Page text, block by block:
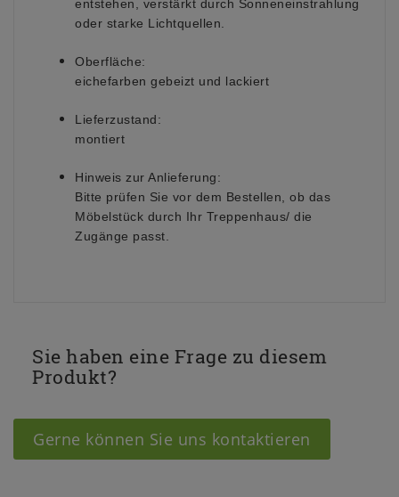
entstehen, verstärkt durch Sonneneinstrahlung
oder starke Lichtquellen.
Oberfläche:
eichefarben gebeizt und lackiert
Lieferzustand:
montiert
Hinweis zur Anlieferung:
Bitte prüfen Sie vor dem Bestellen, ob das
Möbelstück durch Ihr Treppenhaus/ die
Zugänge passt.
Sie haben eine Frage zu diesem
Produkt?
Gerne können Sie uns kontaktieren